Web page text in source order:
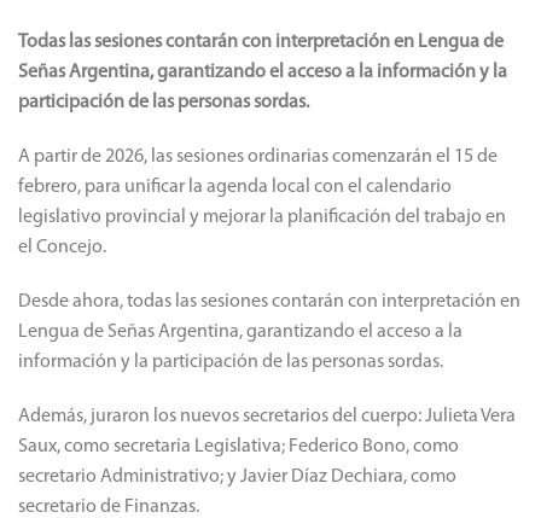
Todas las sesiones contarán con interpretación en Lengua de
Señas Argentina, garantizando el acceso a la información y la
participación de las personas sordas.
A partir de 2026, las sesiones ordinarias comenzarán el 15 de
febrero, para unificar la agenda local con el calendario
legislativo provincial y mejorar la planificación del trabajo en
el Concejo.
Desde ahora, todas las sesiones contarán con interpretación en
Lengua de Señas Argentina, garantizando el acceso a la
información y la participación de las personas sordas.
Además, juraron los nuevos secretarios del cuerpo: Julieta Vera
Saux, como secretaria Legislativa; Federico Bono, como
secretario Administrativo; y Javier Díaz Dechiara, como
secretario de Finanzas.